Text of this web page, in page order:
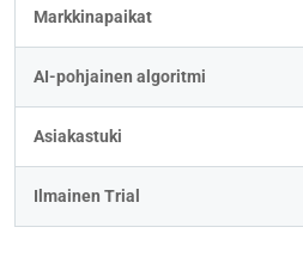
Markkinapaikat
AI-pohjainen algoritmi
Asiakastuki
Ilmainen Trial